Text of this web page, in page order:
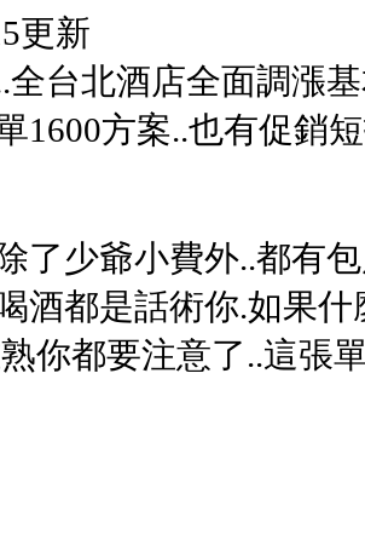
更新
全台北酒店全面調漲
1600方案..也有促銷
了少爺小費外..都有
酒都是話術你.如果
你都要注意了..這張